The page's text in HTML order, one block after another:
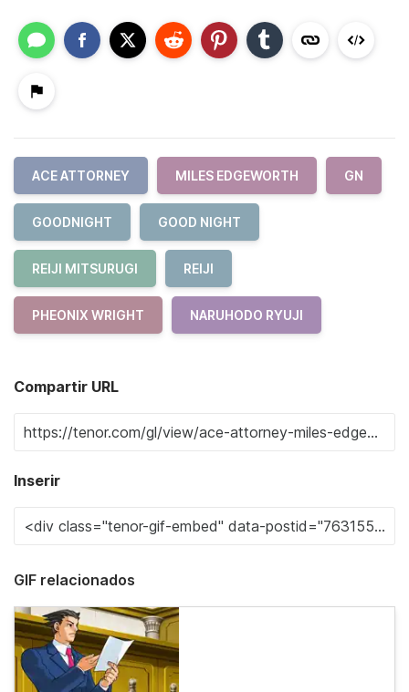
ACE ATTORNEY MILES EDGEWORTH GN
GOODNIGHT GOOD NIGHT
REIJI MITSURUGI REIJI
PHEONIX WRIGHT NARUHODO RYUJI
Compartir URL
Inserir
GIF relacionados